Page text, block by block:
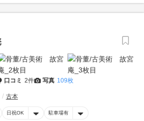
口コミ 2件 写真 109枚
古本
日祝OK 駐車場有